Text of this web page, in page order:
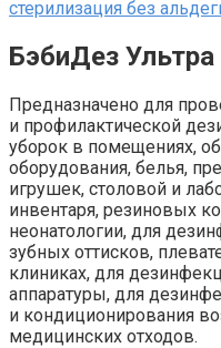
стерилизация без
БэбиДез Ультра
Предназначено для
и профилактической
уборок в помещениях,
оборудования, белья,
игрушек, столовой и
инвентаря, резиновых
неонатологии, для
зубных оттисков,
клиниках, для
аппаратуры, для
и кондиционирования
медицинских отходов.